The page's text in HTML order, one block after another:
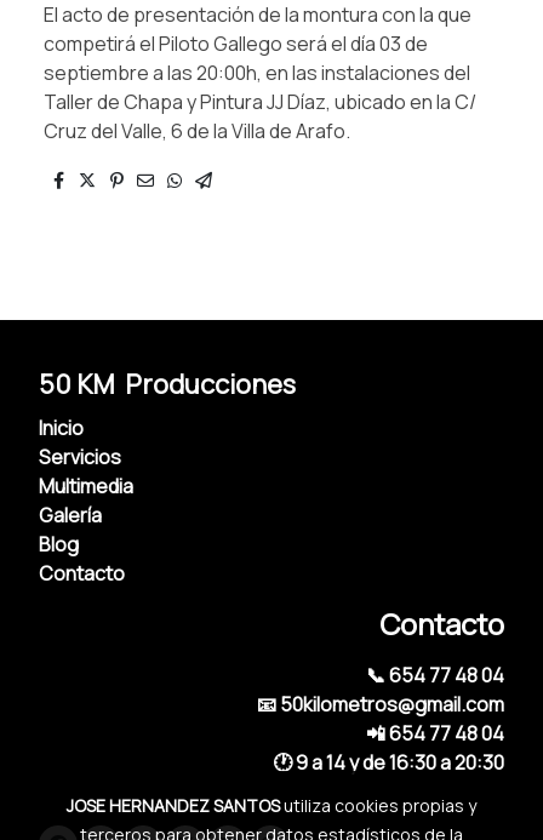
El acto de presentación de la montura con la que
competirá el Piloto Gallego será el día 03 de
septiembre a las 20:00h, en las instalaciones del
Taller de Chapa y Pintura JJ Díaz, ubicado en la C/
Cruz del Valle, 6 de la Villa de Arafo.
50 KM Producciones
Inicio
Servicios
Multimedia
Galería
Blog
Contacto
Contacto
📞 654 77 48 04
📧 50kilometros@gmail.com
📲 654 77 48 04
🕐 9 a 14 y de 16:30 a 20:30
JOSE HERNANDEZ SANTOSutiliza cookies propias y
terceros para obtener datos estadísticos de la